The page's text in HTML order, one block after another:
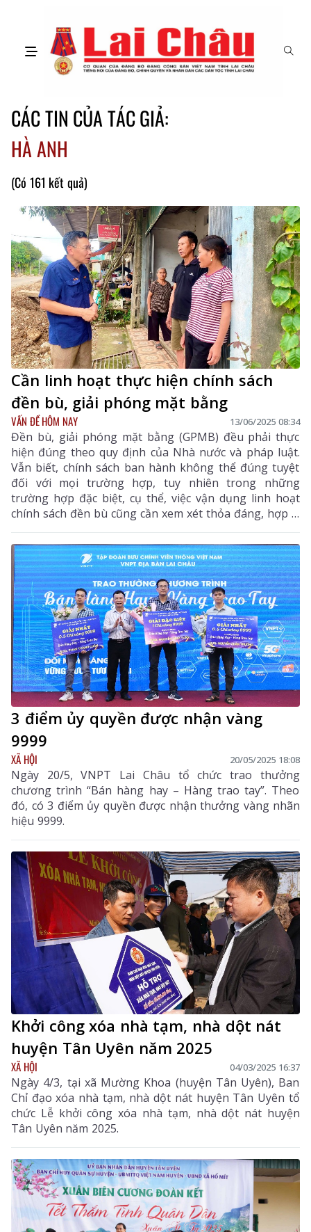
CÁC TIN CỦA TÁC GIẢ:
HÀ ANH
(Có 161 kết quả)
Cần linh hoạt thực hiện chính sách
đền bù, giải phóng mặt bằng
VẤN ĐỀ HÔM NAY 13/06/2025 08:34
Đền bù, giải phóng mặt bằng (GPMB) đều phải thực
hiện đúng theo quy định của Nhà nước và pháp luật.
Vẫn biết, chính sách ban hành không thể đúng tuyệt
đối với mọi trường hợp, tuy nhiên trong những
trường hợp đặc biệt, cụ thể, việc vận dụng linh hoạt
chính sách đền bù cũng cần xem xét thỏa đáng, hợp lý
nhưng cũng phải hợp tình. Đó là trường hợp của một
số gia đình tại gói thầu XL04 Dự án đường nối cao tốc
Nội Bài - Lào Cai đoạn qua địa phận xã Pắc Ta (huyện
Tân Uyên).
3 điểm ủy quyền được nhận vàng
9999
XÃ HỘI 20/05/2025 18:08
Ngày 20/5, VNPT Lai Châu tổ chức trao thưởng
chương trình “Bán hàng hay – Hàng trao tay”. Theo
đó, có 3 điểm ủy quyền được nhận thưởng vàng nhãn
hiệu 9999.
Khởi công xóa nhà tạm, nhà dột nát
huyện Tân Uyên năm 2025
XÃ HỘI 04/03/2025 16:37
Ngày 4/3, tại xã Mường Khoa (huyện Tân Uyên), Ban
Chỉ đạo xóa nhà tạm, nhà dột nát huyện Tân Uyên tổ
chức Lễ khởi công xóa nhà tạm, nhà dột nát huyện
Tân Uyên năm 2025.